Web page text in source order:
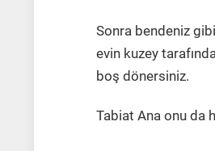
Sonra bendeniz
evin kuzey
boş dönersiniz.
Tabiat Ana onu da